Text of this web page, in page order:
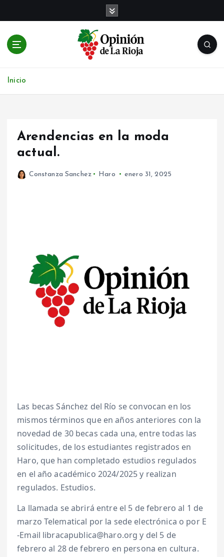
Inicio
Arendencias en la moda
actual.
Constanza Sanchez Haro enero 31, 2025
Las becas Sánchez del Río se convocan en los
mismos términos que en años anteriores con la
novedad de 30 becas cada una, entre todas las
solicitudes, de los estudiantes registrados en
Haro, que han completado estudios regulados
en el año académico 2024/2025 y realizan
regulados. Estudios.
La llamada se abrirá entre el 5 de febrero al 1 de
marzo Telematical por la sede electrónica o por E
-Email libracapublica@haro.org y del 5 de
febrero al 28 de febrero en persona en cultura.